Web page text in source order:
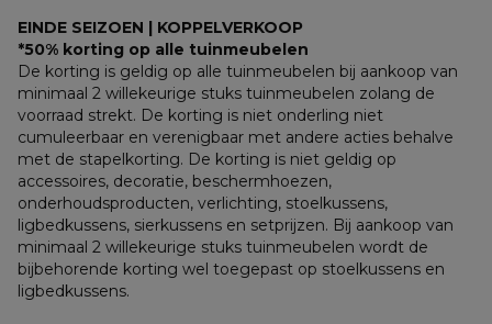
EINDE SEIZOEN | KOPPELVERKOOP
*50% korting op alle tuinmeubelen
De korting is geldig op alle tuinmeubelen bij aankoop van
minimaal 2 willekeurige stuks tuinmeubelen zolang de
voorraad strekt. De korting is niet onderling niet
cumuleerbaar en verenigbaar met andere acties behalve
met de stapelkorting. De korting is niet geldig op
accessoires, decoratie, beschermhoezen,
onderhoudsproducten, verlichting, stoelkussens,
ligbedkussens, sierkussens en setprijzen. Bij aankoop van
minimaal 2 willekeurige stuks tuinmeubelen wordt de
bijbehorende korting wel toegepast op stoelkussens en
ligbedkussens.